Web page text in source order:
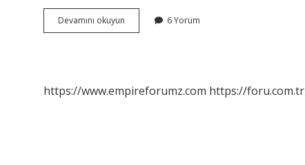
Devamını okuyun Duşakabin
En
6 Yorum
https://www.empireforumz.com https://foru.com.tr